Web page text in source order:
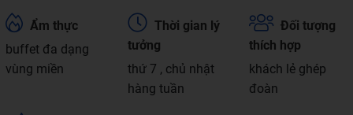
Ẩm thực
buffet đa dạng
vùng miền
Thời gian lý
tưởng
thứ 7 , chủ nhật
hàng tuần
Đối tượng
thích hợp
khách lẻ ghép
đoàn